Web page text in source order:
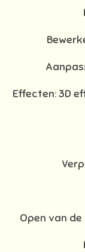
Effecten: 3D
Open van